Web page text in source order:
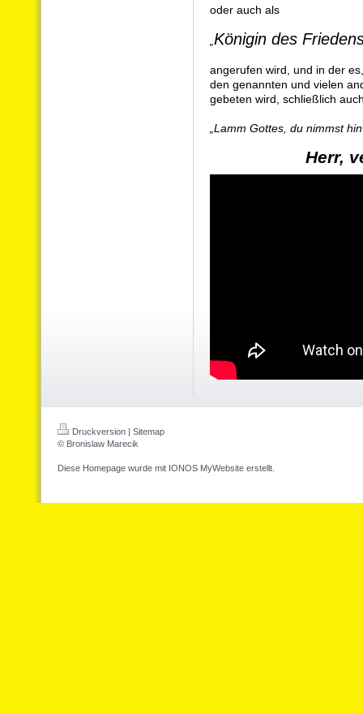
oder auch als
Königin des
angerufen wird, und in der
den genannten und vielen
gebeten wird, schließlich
„Lamm Gottes, du nimmst
Herr,
Druckversion | Sitemap
© Bronislaw Marecik
Diese Homepage wurde mit IONOS MyWebsite erstellt.